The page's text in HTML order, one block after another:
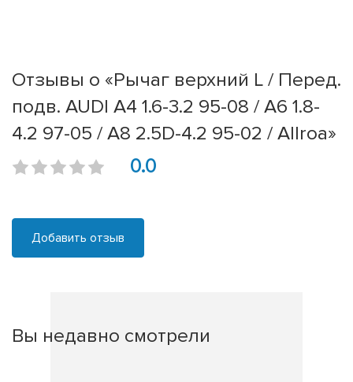
Отзывы о «Рычаг верхний L / Перед.
подв. AUDI A4 1.6-3.2 95-08 / A6 1.8-
4.2 97-05 / A8 2.5D-4.2 95-02 / Allroa»
0.0
Добавить отзыв
Вы недавно смотрели